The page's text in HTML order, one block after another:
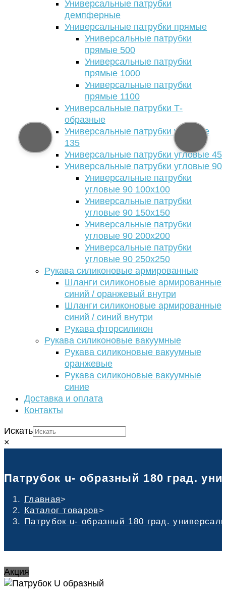
Универсальные патрубки
демпферные
Универсальные патрубки прямые
Универсальные патрубки
прямые 500
Универсальные патрубки
прямые 1000
Универсальные патрубки
прямые 1100
Универсальные патрубки Т-
образные
Универсальные патрубки угловые
135
Универсальные патрубки угловые 45
Универсальные патрубки угловые 90
Универсальные патрубки
угловые 90 100х100
Универсальные патрубки
угловые 90 150х150
Универсальные патрубки
угловые 90 200х200
Универсальные патрубки
угловые 90 250х250
Рукава силиконовые армированные
Шланги силиконовые армированные
синий / оранжевый внутри
Шланги силиконовые армированные
синий / синий внутри
Рукава фторсиликон
Рукава силиконовые вакуумные
Рукава силиконовые вакуумные
оранжевые
Рукава силиконовые вакуумные
синие
Доставка и оплата
Контакты
Искать
×
Патрубок u- образный 180 град.
Главная>
Каталог товаров>
Патрубок u- образный 180 град.
Акция